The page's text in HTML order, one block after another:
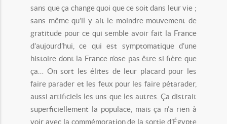
sans que ça change quoi que ce soit dans leur vie ;
sans même qu’il y ait le moindre mouvement de
gratitude pour ce qui semble avoir fait la France
d’aujourd’hui, ce qui est symptomatique d’une
histoire dont la France n’ose pas être si fière que
ça… On sort les élites de leur placard pour les
faire parader et les feux pour les faire pétarader,
aussi artificiels les uns que les autres. Ça distrait
superficiellement la populace, mais ça n’a rien à
voir avec la commémoration de la sortie d’Égypte